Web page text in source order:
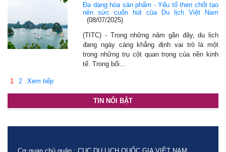
Đa dạng hóa sản phẩm - Yếu tố then chốt tạo
nên sức cuốn hút của Du lịch Việt Nam
(08/07/2025)
(TITC) - Trong những năm gần đây, du lịch
đang ngày càng khẳng định vai trò là một
trong những trụ cột quan trọng của nền kinh
tế. Trong bối…
1 2 Xem tiếp
TIN NỔI BẬT